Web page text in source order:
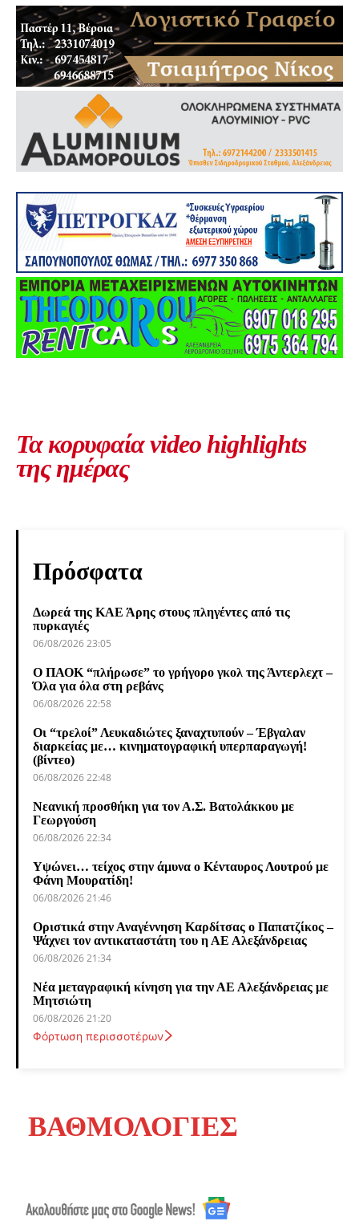
Τα κορυφαία video highlights
της ημέρας
Πρόσφατα
Δωρεά της ΚΑΕ Άρης στους πληγέντες από τις
πυρκαγιές
06/08/2026 23:05
Ο ΠΑΟΚ “πλήρωσε” το γρήγορο γκολ της Άντερλεχτ –
Όλα για όλα στη ρεβάνς
06/08/2026 22:58
Οι “τρελοί” Λευκαδιώτες ξαναχτυπούν – Έβγαλαν
διαρκείας με… κινηματογραφική υπερπαραγωγή!
(βίντεο)
06/08/2026 22:48
Νεανική προσθήκη για τον Α.Σ. Βατολάκκου με
Γεωργούση
06/08/2026 22:34
Υψώνει… τείχος στην άμυνα ο Κένταυρος Λουτρού με
Φάνη Μουρατίδη!
06/08/2026 21:46
Οριστικά στην Αναγέννηση Καρδίτσας ο Παπατζίκος –
Ψάχνει τον αντικαταστάτη του η ΑΕ Αλεξάνδρειας
06/08/2026 21:34
Νέα μεταγραφική κίνηση για την ΑΕ Αλεξάνδρειας με
Μητσιώτη
06/08/2026 21:20
Φόρτωση περισσοτέρων
ΒΑΘΜΟΛΟΓΙΕΣ